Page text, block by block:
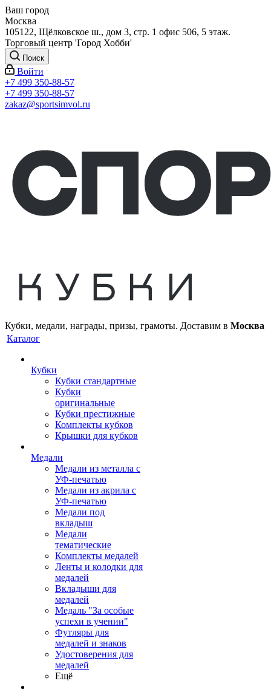
Ваш город
Москва
105122, Щёлковское ш., дом 3, стр. 1 офис 506, 5 этаж.
Торговый центр 'Город Хобби'
Поиск
Войти
+7 499 350-88-57
+7 499 350-88-57
zakaz@sportsimvol.ru
Кубки, медали, награды, призы, грамоты. Доставим в Москва
Каталог
Кубки
Кубки стандартные
Кубки
оригинальные
Кубки престижные
Комплекты кубков
Крышки для кубков
Медали
Медали из металла с
УФ-печатью
Медали из акрила с
УФ-печатью
Медали под
вкладыш
Медали
тематические
Комплекты медалей
Ленты и колодки для
медалей
Вкладыши для
медалей
Медаль "За особые
успехи в учении"
Футляры для
медалей и знаков
Удостоверения для
медалей
Ещё